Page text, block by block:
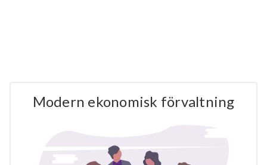
Modern ekonomisk förvaltning